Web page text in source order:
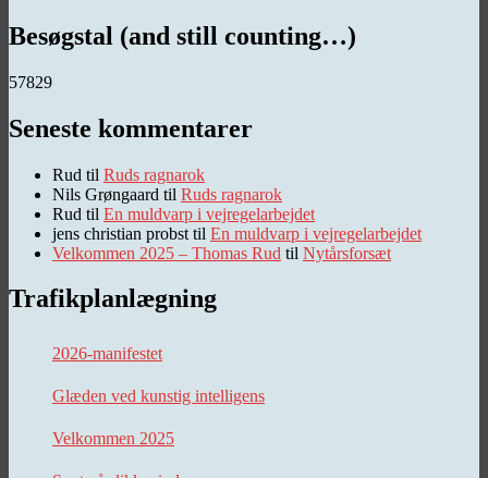
Besøgstal (and still counting…)
57829
Seneste kommentarer
Rud til Ruds ragnarok
Nils Grøngaard til Ruds ragnarok
Rud til En muldvarp i vejregelarbejdet
jens christian probst til En muldvarp i vejregelarbejdet
Velkommen 2025 – Thomas Rud til Nytårsforsæt
Trafikplanlægning
2026-manifestet
Glæden ved kunstig intelligens
Velkommen 2025